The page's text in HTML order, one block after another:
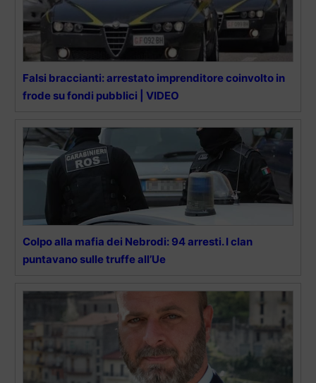
Falsi braccianti: arrestato imprenditore coinvolto in
frode su fondi pubblici | VIDEO
Colpo alla mafia dei Nebrodi: 94 arresti. I clan
puntavano sulle truffe all’Ue